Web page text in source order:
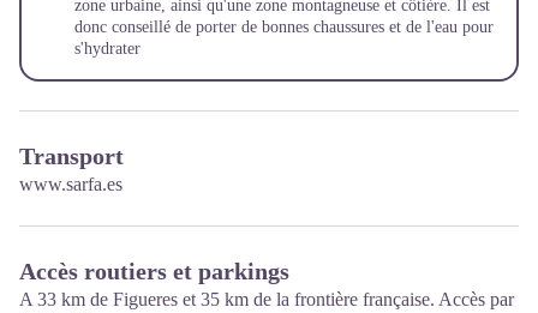
zone urbaine, ainsi qu'une zone montagneuse et côtière. Il est
donc conseillé de porter de bonnes chaussures et de l'eau pour
s'hydrater
Transport
www.sarfa.es
Accès routiers et parkings
A 33 km de Figueres et 35 km de la frontière française. Accès par